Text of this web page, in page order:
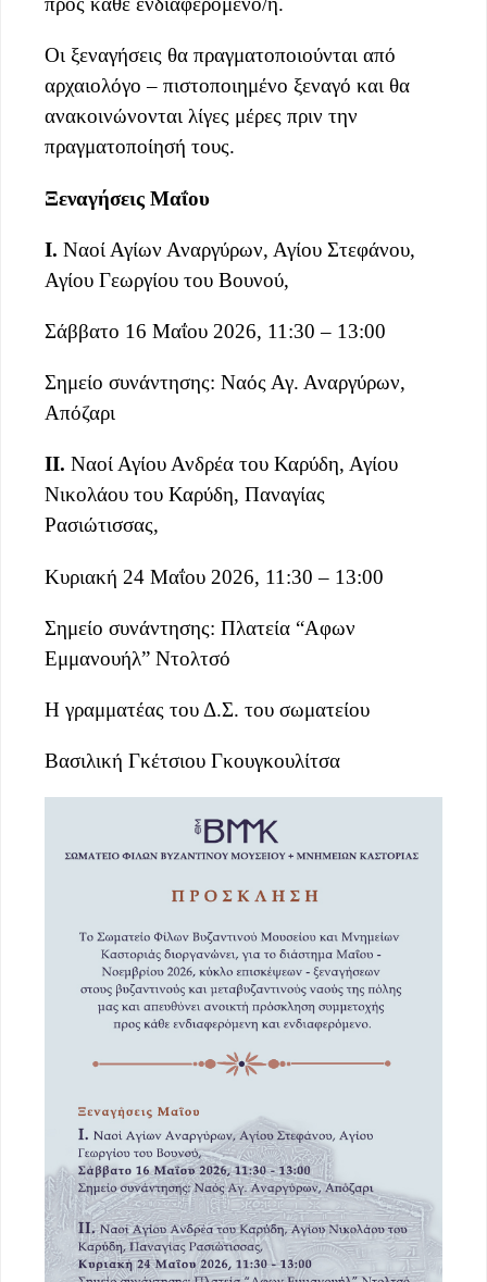
Οι ξεναγήσεις θα πραγματοποιούνται από
αρχαιολόγο – πιστοποιημένο ξεναγό και θα
ανακοινώνονται λίγες μέρες πριν την
πραγματοποίησή τους.
Ξεναγήσεις Μαΐου
Ι. Ναοί Αγίων Αναργύρων, Αγίου Στεφάνου,
Αγίου Γεωργίου του Βουνού,
Σάββατο 16 Μαΐου 2026, 11:30 – 13:00
Σημείο συνάντησης: Ναός Αγ. Αναργύρων,
Απόζαρι
ΙΙ. Ναοί Αγίου Ανδρέα του Καρύδη, Αγίου
Νικολάου του Καρύδη, Παναγίας
Ρασιώτισσας,
Κυριακή 24 Μαΐου 2026, 11:30 – 13:00
Σημείο συνάντησης: Πλατεία “Αφων
Εμμανουήλ” Ντολτσό
Η γραμματέας του Δ.Σ. του σωματείου
Βασιλική Γκέτσιου Γκουγκουλίτσα